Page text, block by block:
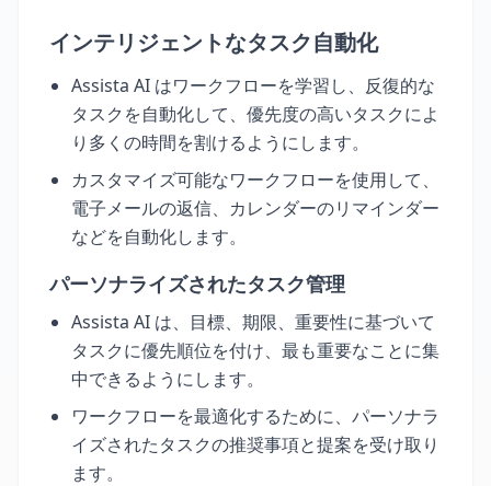
インテリジェントなタスク自動化
Assista AI はワークフローを学習し、反復的な
タスクを自動化して、優先度の高いタスクによ
り多くの時間を割けるようにします。
カスタマイズ可能なワークフローを使用して、
電子メールの返信、カレンダーのリマインダー
などを自動化します。
パーソナライズされたタスク管理
Assista AI は、目標、期限、重要性に基づいて
タスクに優先順位を付け、最も重要なことに集
中できるようにします。
ワークフローを最適化するために、パーソナラ
イズされたタスクの推奨事項と提案を受け取り
ます。